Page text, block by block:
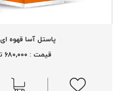
پاستل آسا قهوه ای ASSA
قیمت : ۶۸۰,۰۰۰ تومان